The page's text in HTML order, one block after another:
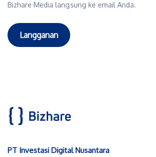
Bizhare Media langsung ke email Anda.
Langganan
PT Investasi Digital Nusantara